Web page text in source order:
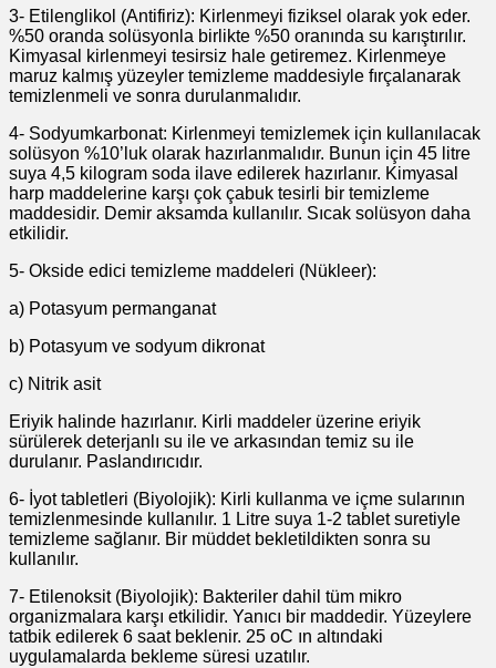
3- Etilenglikol (Antifiriz): Kirlenmeyi fiziksel olarak yok eder.
%50 oranda solüsyonla birlikte %50 oranında su karıştırılır.
Kimyasal kirlenmeyi tesirsiz hale getiremez. Kirlenmeye
maruz kalmış yüzeyler temizleme maddesiyle fırçalanarak
temizlenmeli ve sonra durulanmalıdır.
4- Sodyumkarbonat: Kirlenmeyi temizlemek için kullanılacak
solüsyon %10’luk olarak hazırlanmalıdır. Bunun için 45 litre
suya 4,5 kilogram soda ilave edilerek hazırlanır. Kimyasal
harp maddelerine karşı çok çabuk tesirli bir temizleme
maddesidir. Demir aksamda kullanılır. Sıcak solüsyon daha
etkilidir.
5- Okside edici temizleme maddeleri (Nükleer):
a) Potasyum permanganat
b) Potasyum ve sodyum dikronat
c) Nitrik asit
Eriyik halinde hazırlanır. Kirli maddeler üzerine eriyik
sürülerek deterjanlı su ile ve arkasından temiz su ile
durulanır. Paslandırıcıdır.
6- İyot tabletleri (Biyolojik): Kirli kullanma ve içme sularının
temizlenmesinde kullanılır. 1 Litre suya 1-2 tablet suretiyle
temizleme sağlanır. Bir müddet bekletildikten sonra su
kullanılır.
7- Etilenoksit (Biyolojik): Bakteriler dahil tüm mikro
organizmalara karşı etkilidir. Yanıcı bir maddedir. Yüzeylere
tatbik edilerek 6 saat beklenir. 25 oC ın altındaki
uygulamalarda bekleme süresi uzatılır.